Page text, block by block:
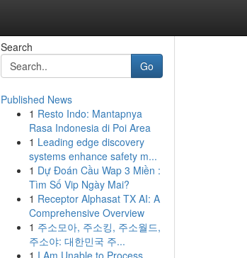
Search
Go
Published News
1 Resto Indo: Mantapnya
Rasa Indonesia di Poi Area
1 Leading edge discovery
systems enhance safety m...
1 Dự Đoán Cầu Wap 3 Miền :
Tìm Số Vip Ngày Mai?
1 Receptor Alphasat TX AI: A
Comprehensive Overview
1 주소모아, 주소킹, 주소월드,
주소야: 대한민국 주...
1 I Am Unable to Process